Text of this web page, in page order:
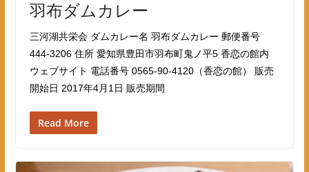
羽布ダムカレー
三河湖共栄会 ダムカレー名 羽布ダムカレー 郵便番号
444-3206 住所 愛知県豊田市羽布町鬼ノ平5 香恋の館内
ウェブサイト 電話番号 0565-90-4120（香恋の館） 販売
開始日 2017年4月1日 販売期間
Read More